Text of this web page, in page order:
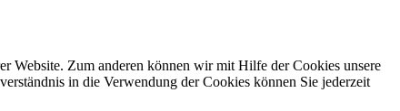
Website. Zum anderen können wir mit Hilfe der Cookies unsere
in die Verwendung der Cookies können Sie jederzeit